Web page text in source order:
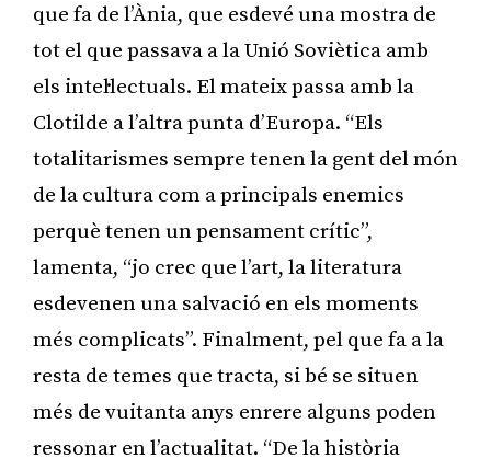
que fa de l’Ània, que esdevé una mostra de
tot el que passava a la Unió Soviètica amb
els intel·lectuals. El mateix passa amb la
Clotilde a l’altra punta d’Europa. “Els
totalitarismes sempre tenen la gent del món
de la cultura com a principals enemics
perquè tenen un pensament crític”,
lamenta, “jo crec que l’art, la literatura
esdevenen una salvació en els moments
més complicats”. Finalment, pel que fa a la
resta de temes que tracta, si bé se situen
més de vuitanta anys enrere alguns poden
ressonar en l’actualitat. “De la història